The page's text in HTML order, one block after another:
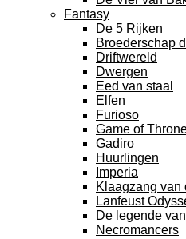
Fantasy
De 5 Rijken
Broederschap
Driftwereld
Dwergen
Eed van staal
Elfen
Furioso
Game of
Gadiro
Huurlingen
Imperia
Klaagzang van
Lanfeust
De legende
Necromancers